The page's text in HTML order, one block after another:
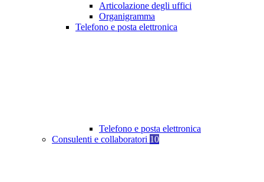
Articolazione degli uffici
Organigramma
Telefono e posta elettronica
Telefono e posta elettronica
Consulenti e collaboratori 10